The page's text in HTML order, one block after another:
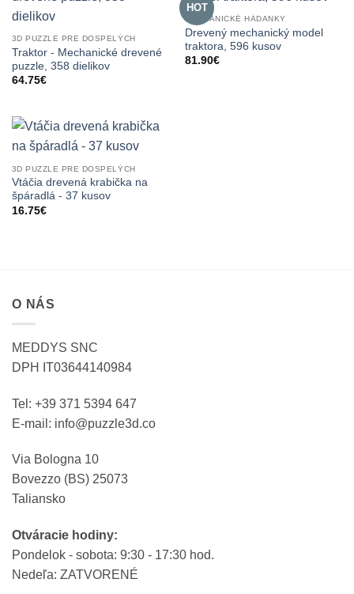
3D PUZZLE PRE DOSPELÝCH
Traktor - Mechanické drevené
puzzle, 358 dielikov
64.75€
HOT
MECHANICKÉ HÁDANKY
Drevený mechanický model
traktora, 596 kusov
81.90€
3D PUZZLE PRE DOSPELÝCH
Vtáčia drevená krabička na
špáradlá - 37 kusov
16.75€
O NÁS
MEDDYS SNC
DPH IT03644140984
Tel: +39 371 5394 647
E-mail: info@puzzle3d.co
Via Bologna 10
Bovezzo (BS) 25073
Taliansko
Otváracie hodiny:
Pondelok - sobota: 9:30 - 17:30 hod.
Nedeľa: ZATVORENÉ